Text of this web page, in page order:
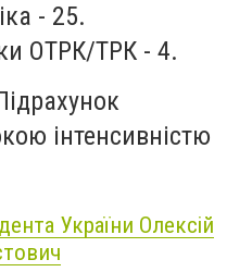
- 25.
ОТРК/ТРК - 4.
інтенсивністю
України Олексiй